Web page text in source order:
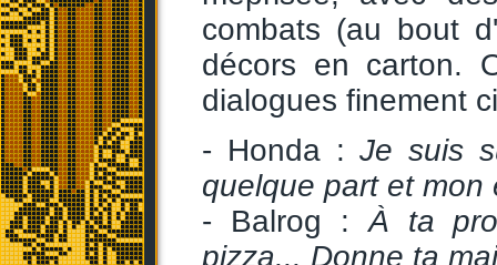
combats (au bout
décors en carton.
dialogues finement
- Honda :Je suis
quelque part et mon
- Balrog :À ta
pizza... Donne ta